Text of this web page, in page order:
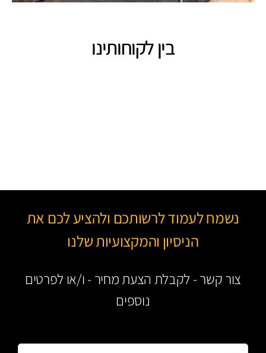
בין לקוחותינו
נשמח לעמוד לרשותכם ולהציע לכם את
הניסיון והמקצועיות שלנו
צור קשר - לקבלת הצעת מחיר - ו/או לפרטים
נוספים